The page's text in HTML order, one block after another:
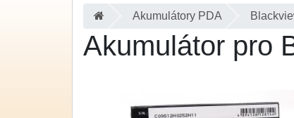
Akumulátory PDA
Akumulátor pro